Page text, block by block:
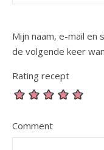
Mijn naam, e-mail
de volgende keer
Rating recept
Comment